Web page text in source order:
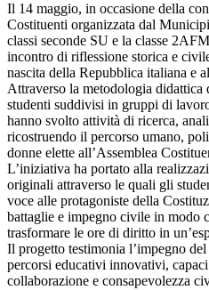
Il 14 maggio, in occasione della
Costituenti organizzata dal
classi seconde SU e la classe
incontro di riflessione storica e
nascita della Repubblica italiana e
Attraverso la metodologia
studenti suddivisi in gruppi di
hanno svolto attività di ricerca,
ricostruendo il percorso umano,
donne elette all’Assemblea
L’iniziativa ha portato alla
originali attraverso le quali gli
voce alle protagoniste della
battaglie e impegno civile in modo
trasformare le ore di diritto in
Il progetto testimonia l’impegno
percorsi educativi innovativi,
collaborazione e consapevolezza